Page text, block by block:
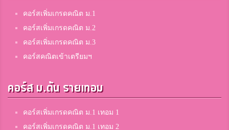
คอร์สเพิ่มเกรดคณิต ม.1
คอร์สเพิ่มเกรดคณิต ม.2
คอร์สเพิ่มเกรดคณิต ม.3
คอร์สคณิตเข้าเตรียมฯ
คอร์ส ม.ต้น รายเทอม
คอร์สเพิ่มเกรดคณิต ม.1 เทอม 1
คอร์สเพิ่มเกรดคณิต ม.1 เทอม 2